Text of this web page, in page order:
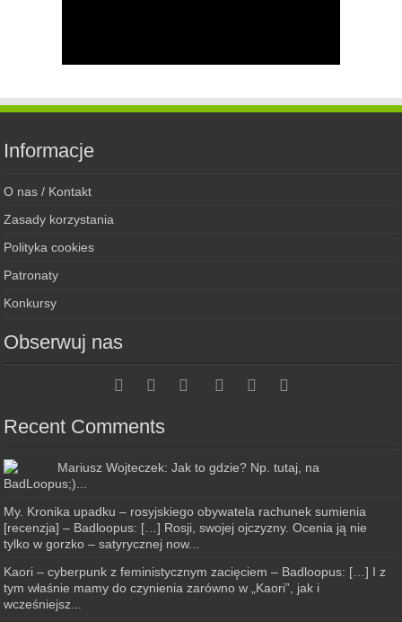
Informacje
O nas / Kontakt
Zasady korzystania
Polityka cookies
Patronaty
Konkursy
Obserwuj nas
Recent Comments
Mariusz Wojteczek: Jak to gdzie? Np. tutaj, na
BadLoopus;)...
My. Kronika upadku – rosyjskiego obywatela rachunek sumienia
[recenzja] – Badloopus: […] Rosji, swojej ojczyzny. Ocenia ją nie
tylko w gorzko – satyrycznej now...
Kaori – cyberpunk z feministycznym zacięciem – Badloopus: […] I z
tym właśnie mamy do czynienia zarówno w „Kaori”, jak i
wcześniejsz...